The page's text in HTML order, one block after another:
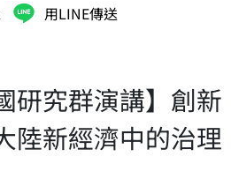
用LINE傳送
研究群演講】創新
陸新經濟中的治理